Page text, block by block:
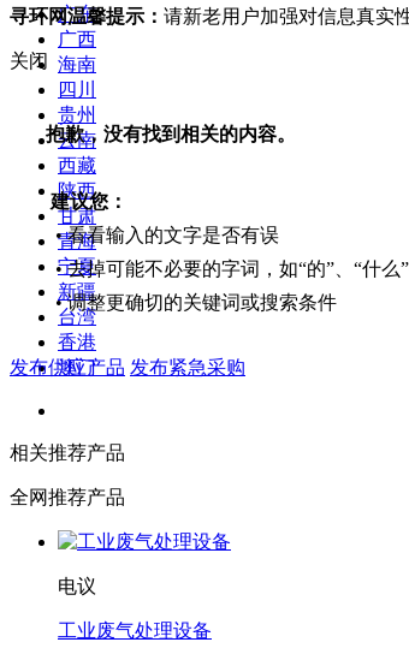
广东
广西
海南
四川
贵州
云南
西藏
陕西
甘肃
青海
宁夏
新疆
台湾
香港
澳门
寻环网温馨提示： 请新老用户加强对信息真实
关闭
抱歉，没有找到相关的内容。
建议您：
• 看看输入的文字是否有误
• 去掉可能不必要的字词，如“的”、“什么
• 调整更确切的关键词或搜索条件
发布供应产品 发布紧急采购
相关推荐产品
全网推荐产品
电议
工业废气处理设备